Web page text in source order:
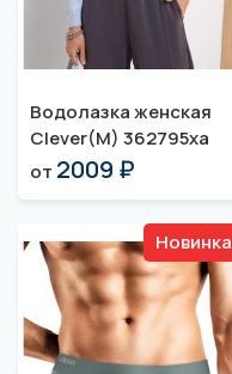
Водолазка женская
Clever(M) 362795ха
от 2009 ₽
Новинка